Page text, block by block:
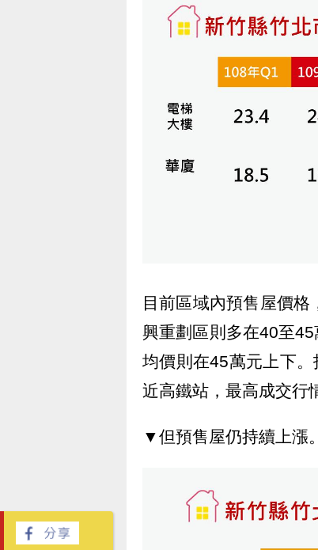
目前區域內預售屋價
興重劃區則多在40至
均價則在45萬元上下
近高鐵站，最高成交行
▼但預售屋仍持續上漲